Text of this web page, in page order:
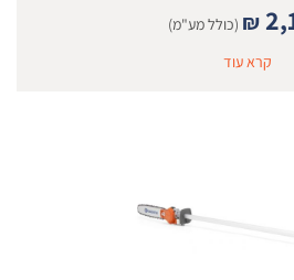
₪ (כולל מע"מ)
קרא עוד